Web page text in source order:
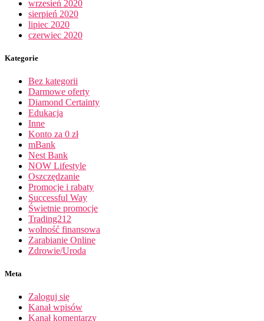
wrzesień 2020
sierpień 2020
lipiec 2020
czerwiec 2020
Kategorie
Bez kategorii
Darmowe oferty
Diamond Certainty
Edukacja
Inne
Konto za 0 zł
mBank
Nest Bank
NOW Lifestyle
Oszczędzanie
Promocje i rabaty
Successful Way
Świetnie promocje
Trading212
wolność finansowa
Zarabianie Online
Zdrowie/Uroda
Meta
Zaloguj się
Kanał wpisów
Kanał komentarzy